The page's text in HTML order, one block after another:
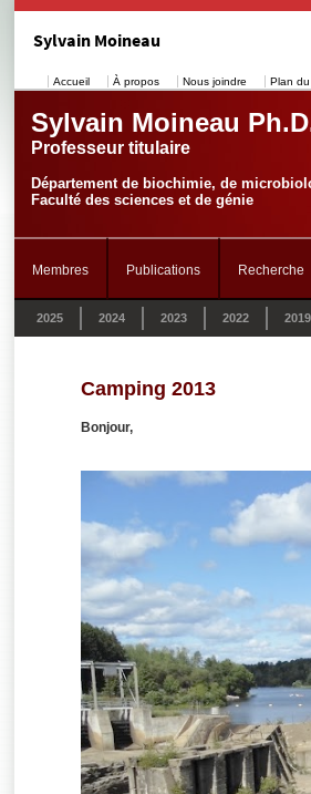
Sylvain Moineau
Accueil À propos Nous joindre Plan du
Sylvain Moineau
Professeur titulaire
Département de biochimie, de
Faculté des sciences et de génie
Membres Publications Recherche
2025 2024 2023 2022 2019
Camping 2013
Bonjour,